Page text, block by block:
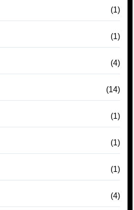
(1)
(1)
(4)
(14)
(1)
(1)
(1)
(4)